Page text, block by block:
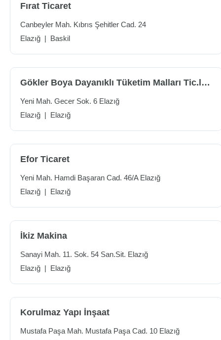
Fırat Ticaret
Canbeyler Mah. Kıbrıs Şehitler Cad. 24
Elazığ | Baskil
Gökler Boya Dayanıklı Tüketim Malları Tic.ltd.şti.
Yeni Mah. Gecer Sok. 6 Elazığ
Elazığ | Elazığ
Efor Ticaret
Yeni Mah. Hamdi Başaran Cad. 46/A Elazığ
Elazığ | Elazığ
İkiz Makina
Sanayi Mah. 11. Sok. 54 San.Sit. Elazığ
Elazığ | Elazığ
Korulmaz Yapı İnşaat
Mustafa Paşa Mah. Mustafa Paşa Cad. 10 Elazığ